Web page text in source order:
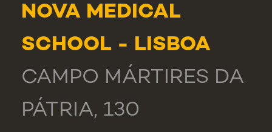
NOVA MEDICAL
SCHOOL - LISBOA
CAMPO MÁRTIRES DA
PÁTRIA, 130